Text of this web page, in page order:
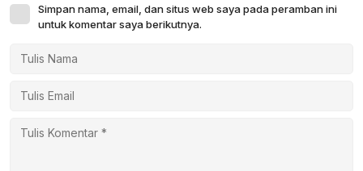
Simpan nama, email, dan situs web saya pada peramban ini
untuk komentar saya berikutnya.